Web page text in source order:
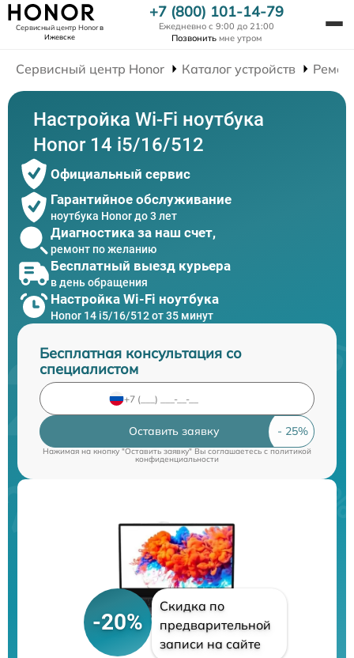
Сервисный центр Honorв
Ижевске
+7 (800) 101-14-79
Ежедневно с 9:00 до 21:00
Позвонить мне утром
Сервисный центр Honor Каталог устройств
Настройка Wi-Fi ноутбука
Honor 14 i5/16/512
Официальный сервис
Гарантийное обслуживание
ноутбука Honor до 3 лет
Диагностика за наш счет,
ремонт по желанию
Бесплатный выезд курьера
в день обращения
Настройка Wi-Fi ноутбука
Honor 14 i5/16/512 от 35 минут
Бесплатная консультация со
специалистом
Оставить заявку
Нажимая на кнопку "Оставить заявку" Вы соглашаетесь cполитикой
конфиденциальности
-20%
Скидка по
предварительной
записи на сайте